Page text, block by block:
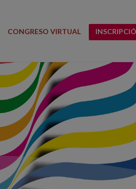
CONGRESO VIRTUAL